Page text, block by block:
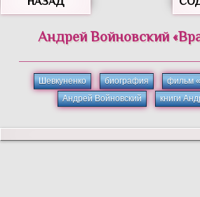
Андрей Войновский«
Шевкуненко биография фильм
Андрей Войновский
книги